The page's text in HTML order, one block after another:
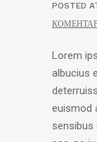
POSTED
Lorem
albucius
euismod
sensibus